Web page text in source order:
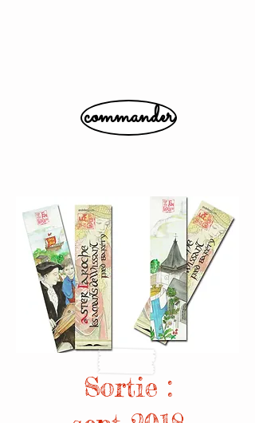
commander
Sortie :